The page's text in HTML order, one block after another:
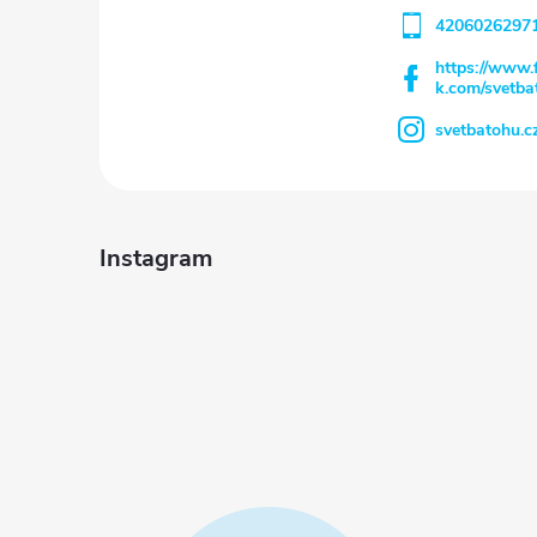
https://
k.com/
Instagram